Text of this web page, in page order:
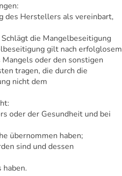
des Herstellers als vereinbart,
die Mangelbeseitigung
gilt nach erfolglosem
oder den sonstigen
tragen, die durch die
nicht dem
oder der Gesundheit und bei
übernommen haben;
sind und dessen
haben.